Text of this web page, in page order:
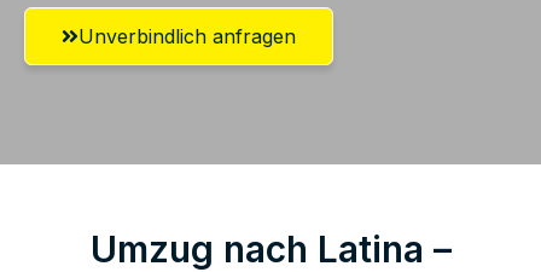
Unverbindlich anfragen
Umzug nach Latina –